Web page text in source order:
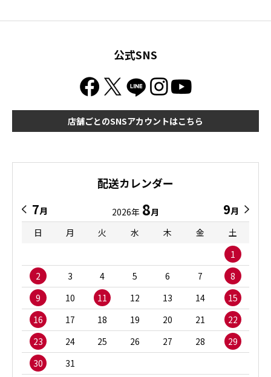
公式SNS
店舗ごとのSNSアカウントはこちら
配送カレンダー
7月 2026年 8月 9月
日
月 火 水 木 金
土
1
2
3 4 5 6 7
8
9
10 11 12 13 14
15
16
17 18 19 20 21
22
23
24 25 26 27 28
29
30
31